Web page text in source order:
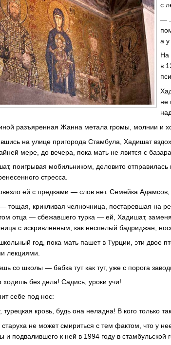
с
—
а у
На
в
не
разъяренная Жанна метала громы, молнии и
на улице пригорода Стамбула, Хадишат
мере, до вечера, пока мать не явится с базара.
поигрывая мобильником, деловито отправилась
стресса.
ей с предками — слов нет. Семейка Адамсов,
тощая, крикливая челночница, постаревшая на
отца — сбежавшего турка — ей, Хадишат,
с искривленным, как неспелый бадриджан,
год, пока мать пашет в Турции, эти двое
лекциями.
со школы — бабка тут как тут, уже с порога
без дела! Садись, уроки учи!
себе под нос:
кровь, будь она неладна! В кого только
старуха не может смириться с тем фактом, что у
и подвалившего к ней в 1994 году в стамбульской